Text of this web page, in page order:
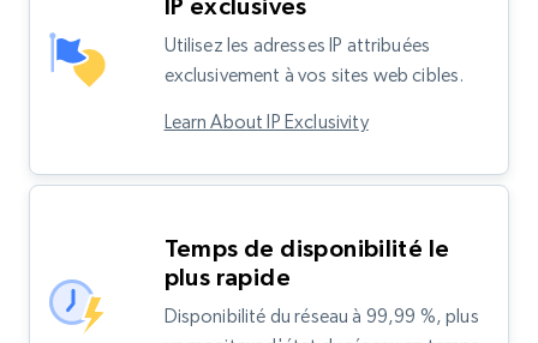
IP exclusives
Utilisez les adresses IP attribuées
exclusivement à vos sites web cibles.
Learn About IP Exclusivity
Temps de disponibilité le
plus rapide
Disponibilité du réseau à 99,99 %, plus